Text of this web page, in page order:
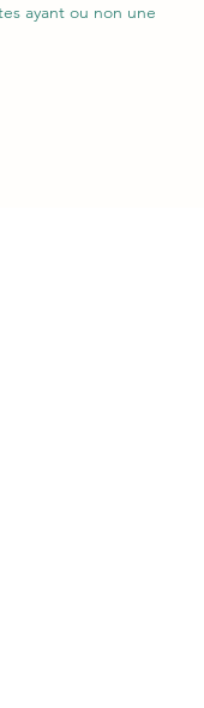
ayant ou non une